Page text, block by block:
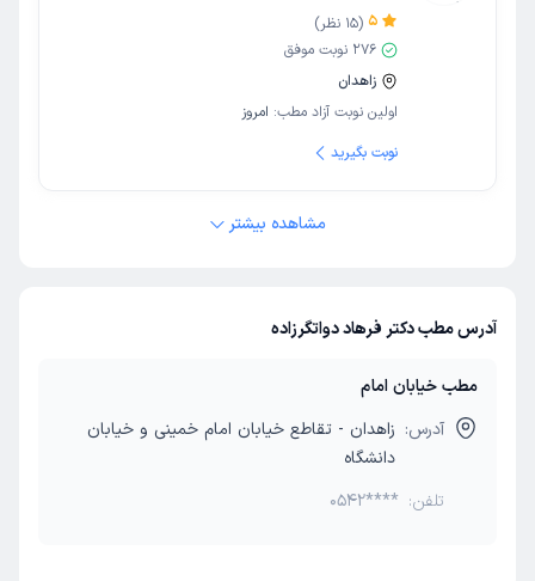
5
(
15 نظر)
276 نوبت موفق
زاهدان
اولین نوبت آزاد مطب: امروز
نوبت بگیرید
مشاهده بیشتر
آدرس مطب دکتر فرهاد دواتگرزاده
مطب خیابان امام
آدرس: زاهدان - تقاطع خیابان امام خمینی و خیابان
دانشگاه
تلفن: 0542****